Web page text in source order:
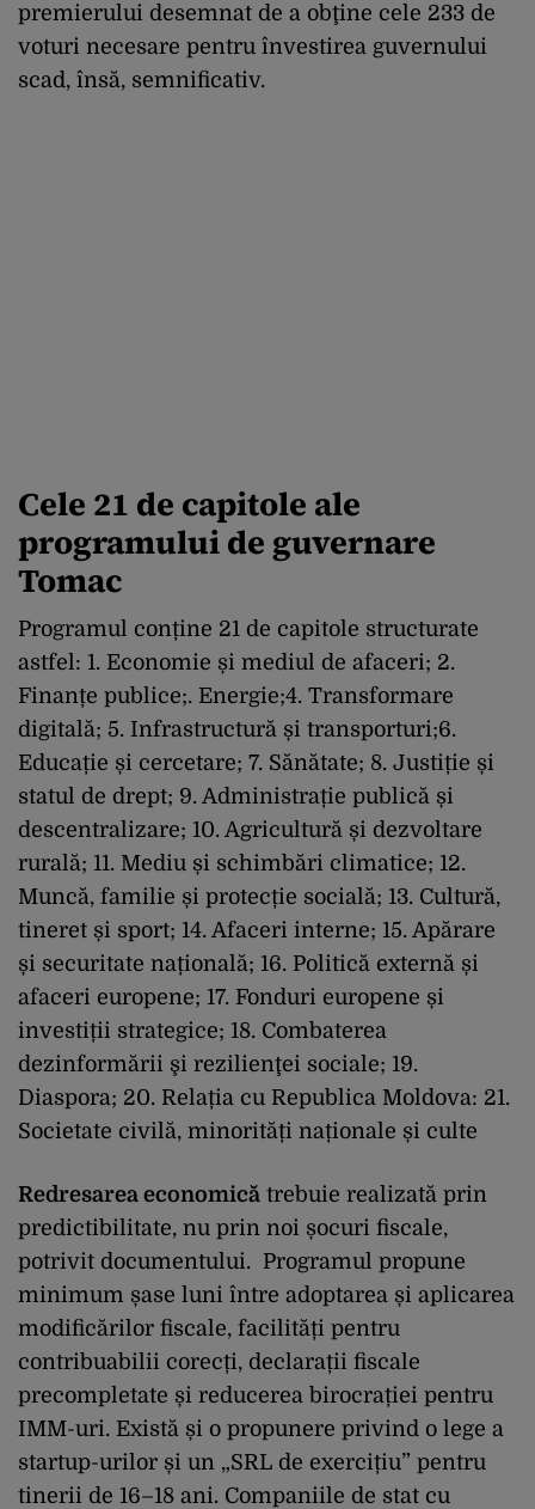
premierului desemnat de a obţine cele 233 de
voturi necesare pentru învestirea guvernului
scad, însă, semnificativ.
Cele 21 de capitole ale
programului de guvernare
Tomac
Programul conține 21 de capitole structurate
astfel: 1. Economie și mediul de afaceri; 2.
Finanțe publice;. Energie;4. Transformare
digitală; 5. Infrastructură și transporturi;6.
Educație și cercetare; 7. Sănătate; 8. Justiție și
statul de drept; 9. Administrație publică și
descentralizare; 10. Agricultură și dezvoltare
rurală; 11. Mediu și schimbări climatice; 12.
Muncă, familie și protecție socială; 13. Cultură,
tineret și sport; 14. Afaceri interne; 15. Apărare
și securitate națională; 16. Politică externă și
afaceri europene; 17. Fonduri europene și
investiții strategice; 18. Combaterea
dezinformării şi rezilienţei sociale; 19.
Diaspora; 20. Relația cu Republica Moldova: 21.
Societate civilă, minorități naționale și culte
Redresarea economică trebuie realizată prin
predictibilitate, nu prin noi șocuri fiscale,
potrivit documentului. Programul propune
minimum șase luni între adoptarea și aplicarea
modificărilor fiscale, facilități pentru
contribuabilii corecți, declarații fiscale
precompletate și reducerea birocrației pentru
IMM-uri. Există și o propunere privind o lege a
startup-urilor și un „SRL de exercițiu” pentru
tinerii de 16–18 ani. Companiile de stat cu